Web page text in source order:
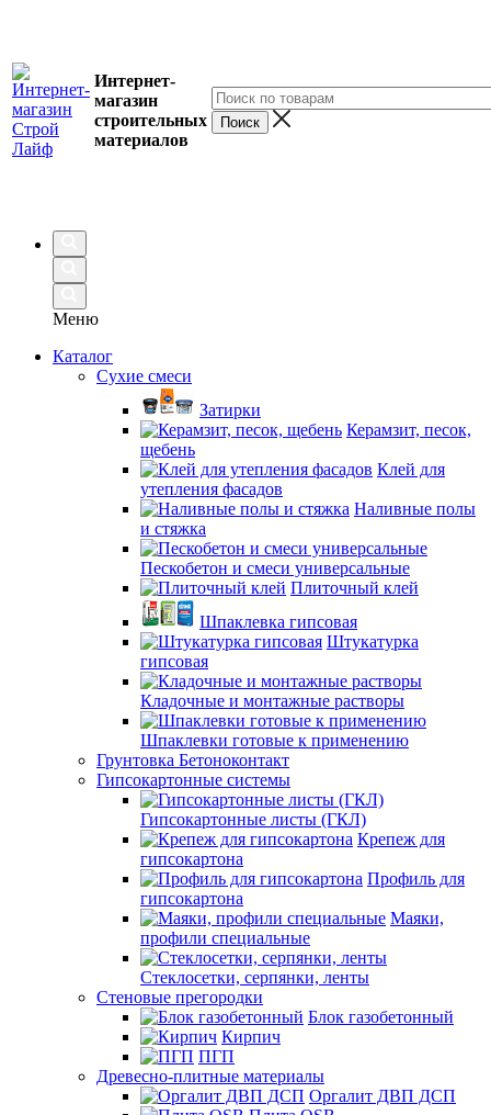
Интернет-
магазин
строительных
материалов
Меню
Каталог
Сухие смеси
Затирки
Керамзит, песок,
щебень
Клей для
утепления фасадов
Наливные полы
и стяжка
Пескобетон и смеси универсальные
Плиточный клей
Шпаклевка гипсовая
Штукатурка
гипсовая
Кладочные и монтажные растворы
Шпаклевки готовые к применению
Грунтовка Бетоноконтакт
Гипсокартонные системы
Гипсокартонные листы (ГКЛ)
Крепеж для
гипсокартона
Профиль для
гипсокартона
Маяки,
профили специальные
Стеклосетки, серпянки, ленты
Стеновые прегородки
Блок газобетонный
Кирпич
ПГП
Древесно-плитные материалы
Оргалит ДВП ДСП